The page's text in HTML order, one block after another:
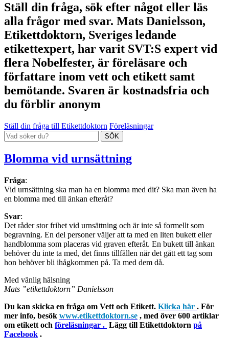
Ställ din fråga, sök efter något eller läs
alla frågor med svar. Mats Danielsson,
Etikettdoktorn, Sveriges ledande
etikettexpert, har varit SVT:S expert vid
flera Nobelfester, är föreläsare och
författare inom vett och etikett samt
bemötande. Svaren är kostnadsfria och
du förblir anonym
Ställ din fråga till Etikettdoktorn Föreläsningar
Blomma vid urnsättning
Fråga:
Vid urnsättning ska man ha en blomma med dit? Ska man även ha
en blomma med till änkan efteråt?
Svar:
Det råder stor frihet vid urnsättning och är inte så formellt som
begravning. En del personer väljer att ta med en liten bukett eller
handblomma som placeras vid graven efteråt. En bukett till änkan
behöver du inte ta med, det finns tillfällen när det gått ett tag som
hon behöver bli ihågkommen på. Ta med dem då.
Med vänlig hälsning
Mats ”etikettdoktorn” Danielsson
Du kan skicka en fråga om Vett och Etikett. Klicka här . För
mer info, besök www.etikettdoktorn.se , med över 600 artiklar
om etikett och föreläsningar . Lägg till Etikettdoktorn på
Facebook .